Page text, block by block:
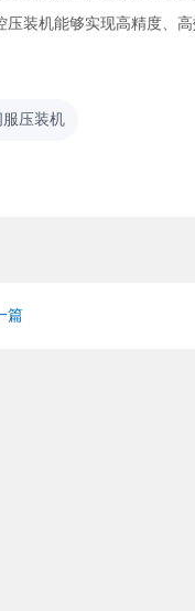
压装机能够实现高精度、
服压装机
篇